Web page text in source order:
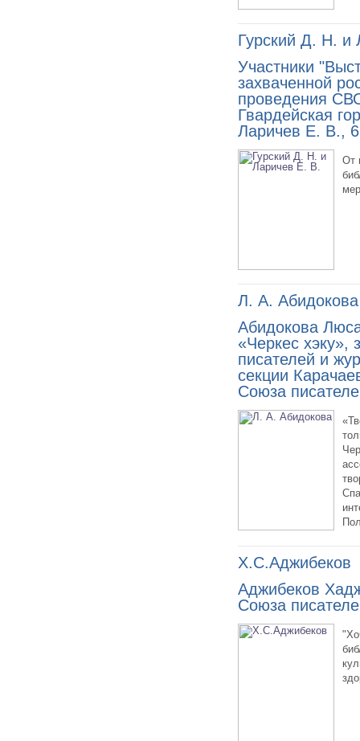
Гурский Д. Н. и
Участники
захваченной
проведения
Гвардейская
Ларичев Е. В.,
От
Л. А. Абидокова
Абидокова
«Черкес хэку»,
писателей и
секции
Союза
Х.С.Аджибеков
Аджибеков
Союза